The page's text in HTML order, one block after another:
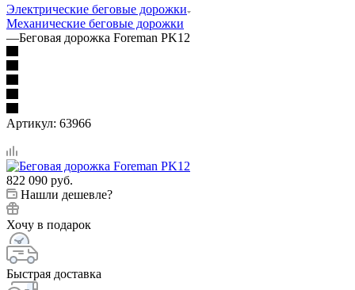
Электрические беговые дорожки
Механические беговые дорожки
—Беговая дорожка Foreman PK12
Артикул: 63966
822 090 руб.
Нашли дешевле?
Хочу в подарок
Быстрая доставка